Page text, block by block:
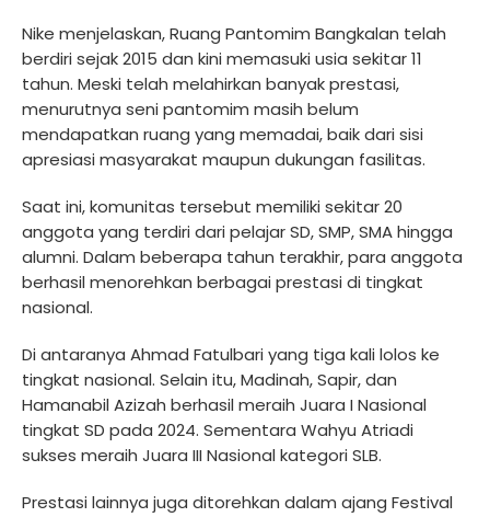
Nike menjelaskan, Ruang Pantomim Bangkalan telah
berdiri sejak 2015 dan kini memasuki usia sekitar 11
tahun. Meski telah melahirkan banyak prestasi,
menurutnya seni pantomim masih belum
mendapatkan ruang yang memadai, baik dari sisi
apresiasi masyarakat maupun dukungan fasilitas.
Saat ini, komunitas tersebut memiliki sekitar 20
anggota yang terdiri dari pelajar SD, SMP, SMA hingga
alumni. Dalam beberapa tahun terakhir, para anggota
berhasil menorehkan berbagai prestasi di tingkat
nasional.
Di antaranya Ahmad Fatulbari yang tiga kali lolos ke
tingkat nasional. Selain itu, Madinah, Sapir, dan
Hamanabil Azizah berhasil meraih Juara I Nasional
tingkat SD pada 2024. Sementara Wahyu Atriadi
sukses meraih Juara III Nasional kategori SLB.
Prestasi lainnya juga ditorehkan dalam ajang Festival